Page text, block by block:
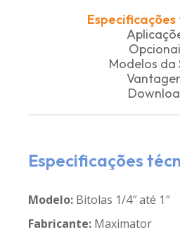
Especificações
Modelos da
Especificações
Modelo: Bitolas 1/4″ até 1″
Fabricante: Maximator